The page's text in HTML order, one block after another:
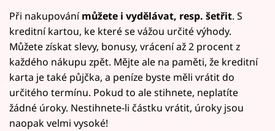
Při nakupovánímůžete i vydělávat, resp. šetřit. S
kreditní kartou, ke které se vážou určité výhody.
Můžete získat slevy, bonusy, vrácení až 2 procent z
každého nákupu zpět. Mějte ale na paměti, že kreditní
karta je také půjčka, a peníze byste měli vrátit do
určitého termínu. Pokud to ale stihnete, neplatíte
žádné úroky. Nestihnete-li částku vrátit, úroky jsou
naopak velmi vysoké!